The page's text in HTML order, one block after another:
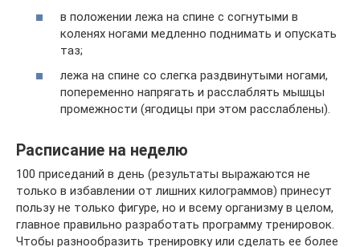
в положении лежа на спине с согнутыми в
коленях ногами медленно поднимать и опускать
таз;
лежа на спине со слегка раздвинутыми ногами,
попеременно напрягать и расслаблять мышцы
промежности (ягодицы при этом расслаблены).
Расписание на неделю
100 приседаний в день (результаты выражаются не
только в избавлении от лишних килограммов) принесут
пользу не только фигуре, но и всему организму в целом,
главное правильно разработать программу тренировок.
Чтобы разнообразить тренировку или сделать ее более